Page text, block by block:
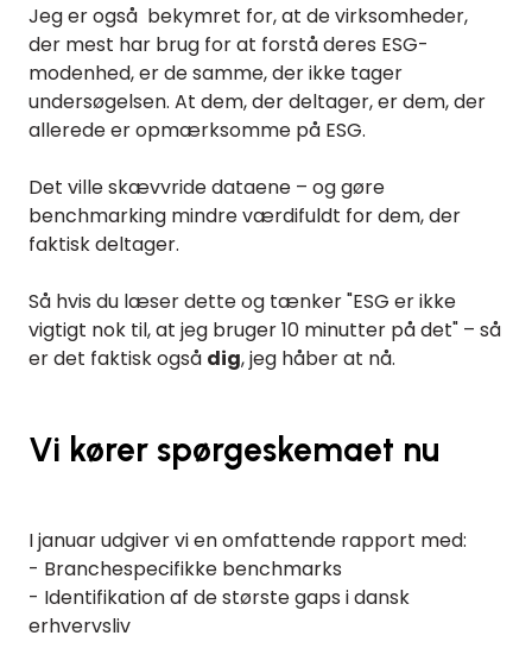
Jeg er også bekymret for, at de virksomheder,
der mest har brug for at forstå deres ESG-
modenhed, er de samme, der ikke tager
undersøgelsen. At dem, der deltager, er dem, der
allerede er opmærksomme på ESG.
Det ville skævvride dataene – og gøre
benchmarking mindre værdifuldt for dem, der
faktisk deltager.
Så hvis du læser dette og tænker "ESG er ikke
vigtigt nok til, at jeg bruger 10 minutter på det" – så
er det faktisk også dig, jeg håber at nå.
Vi kører spørgeskemaet nu
I januar udgiver vi en omfattende rapport med:
- Branchespecifikke benchmarks
- Identifikation af de største gaps i dansk
erhvervsliv